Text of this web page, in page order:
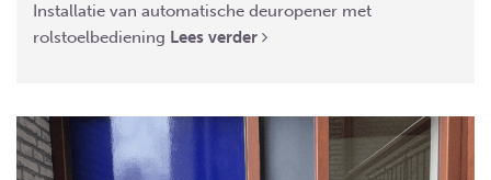
Installatie van automatische deuropener met
rolstoelbediening Lees verder